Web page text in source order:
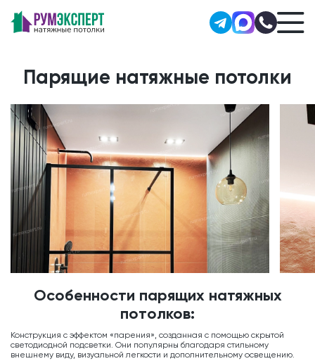
Парящие натяжные потолки
Особенности парящих натяжных
потолков:
Конструкция с эффектом «парения», созданная с помощью скрытой
светодиодной подсветки. Они популярны благодаря стильному
внешнему виду, визуальной легкости и дополнительному освещению.